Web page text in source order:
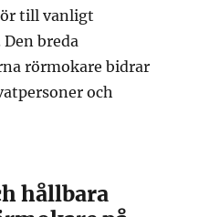
till vanligt
breda
rörmokare bidrar
och
hållbara